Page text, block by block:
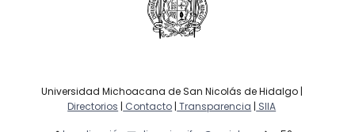
Universidad Michoacana de San Nicolás de Hidalgo |
Directorios | Contacto | Transparencia | SIIA